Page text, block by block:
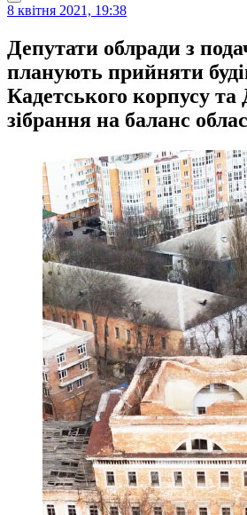
8 квітня 2021, 19:38
Депутати облради з
планують прийняти
Кадетського корпусу та
зібрання на баланс